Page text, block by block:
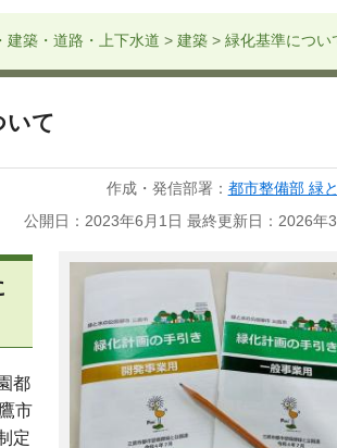
建築・道路・上下水道 > 建築 > 緑化基準につい
いて
作成・発信部署： 都市整備部 緑
公開日：2023年6月1日 最終更新日：2026年
都
市
定